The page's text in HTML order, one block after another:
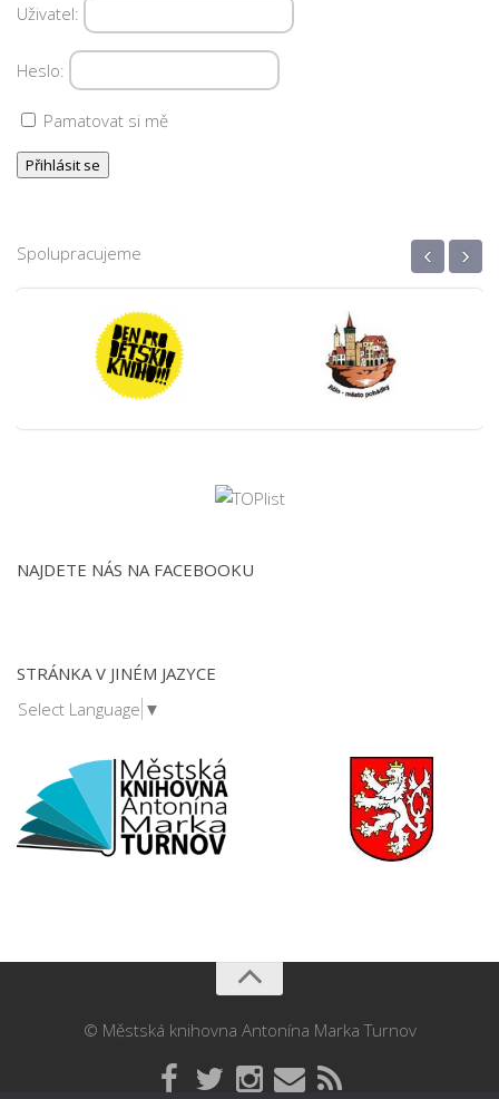
Uživatel:
Heslo:
Pamatovat si mě
Spolupracujeme ‹ ›
NAJDETE NÁS NA FACEBOOKU
STRÁNKA V JINÉM JAZYCE
Select Language ▼
© Městská knihovna Antonína Marka Turnov